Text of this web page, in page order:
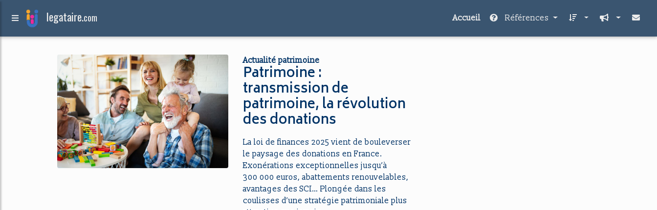
legataire.com Accueil Références
Actualité patrimoine
Patrimoine :
transmission de
patrimoine, la révolution
des donations
La loi de finances 2025 vient de bouleverser
le paysage des donations en France.
Exonérations exceptionnelles jusqu’à
300 000 euros, abattements renouvelables,
avantages des SCI… Plongée dans les
coulisses d’une stratégie patrimoniale plus